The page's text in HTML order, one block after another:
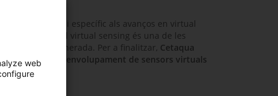
un espai específic als avanços en virtual
continuat, el virtual sensing és una de les
l’aigua regenerada. Per a finalitzar, Cetaqua
d’èxit en desenvolupament de sensors virtuals
web